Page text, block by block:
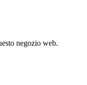
negozio web.